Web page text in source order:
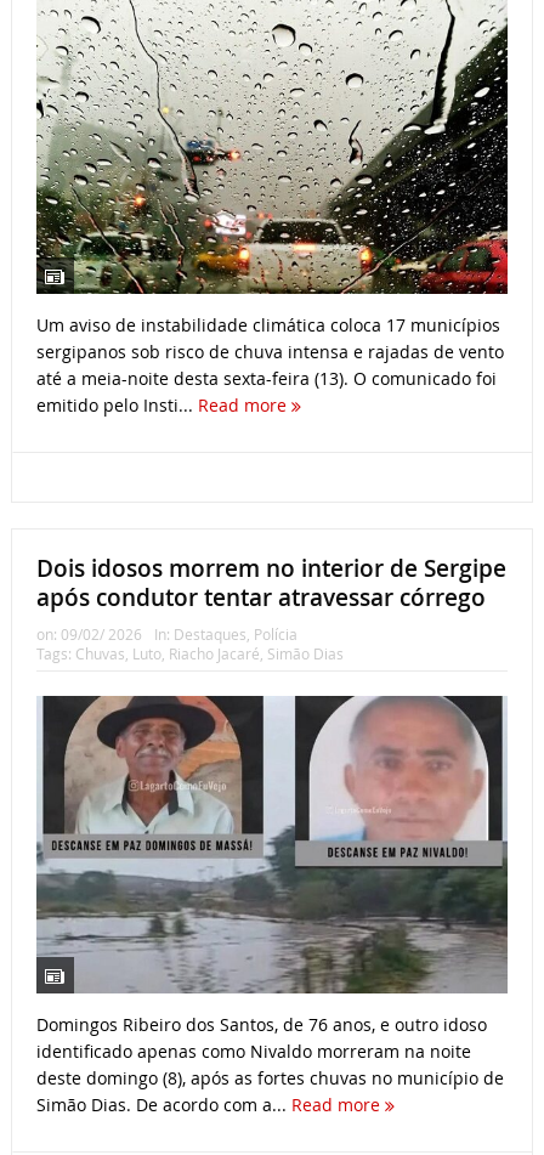
Um aviso de instabilidade climática coloca 17 municípios
sergipanos sob risco de chuva intensa e rajadas de vento
até a meia-noite desta sexta-feira (13). O comunicado foi
emitido pelo Insti... Read more
Dois idosos morrem no interior de Sergipe
após condutor tentar atravessar córrego
on: 09/02/ 2026 In: Destaques Polícia
Tags: Chuvas Luto, Riacho Jacaré Simão Dias
Domingos Ribeiro dos Santos, de 76 anos, e outro idoso
identificado apenas como Nivaldo morreram na noite
deste domingo (8), após as fortes chuvas no município de
Simão Dias. De acordo com a... Read more